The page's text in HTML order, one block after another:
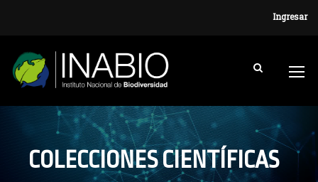
Ingresar
COLECCIONES CIENTÍFICAS